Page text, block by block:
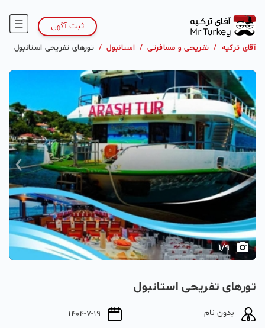
ثبت آگهی
آقای ترکیه / تفریحی و مسافرتی / استانبول / تورهای تفریحی استانبول
› ‹
1/9
تورهای تفریحی استانبول
بدون نام 1404-7-19